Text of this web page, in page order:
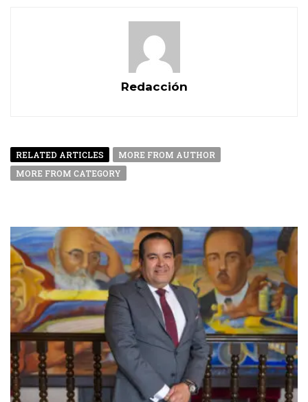
Redacción
RELATED ARTICLES
MORE FROM AUTHOR
MORE FROM CATEGORY